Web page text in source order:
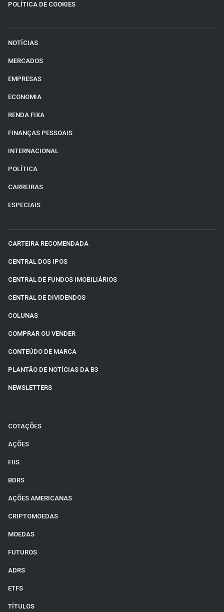
POLÍTICA DE COOKIES
NOTÍCIAS
MERCADOS
EMPRESAS
ECONOMIA
RENDA FIXA
FINANÇAS PESSOAIS
INTERNACIONAL
POLÍTICA
CARREIRAS
ESPECIAIS
CARTEIRA RECOMENDADA
CENTRAL DOS IPOS
CENTRAL DE FUNDOS IMOBILIÁRIOS
CENTRAL DE DIVIDENDOS
COLUNAS
COMPRAR OU VENDER
CONTEÚDO DE MARCA
PLANTÃO DE NOTÍCIAS DA B3
NEWSLETTERS
COTAÇÕES
AÇÕES
FIIS
BDRS
AÇÕES AMERICANAS
CRIPTOMOEDAS
MOEDAS
FUTUROS
ADRS
ETFS
TÍTULOS